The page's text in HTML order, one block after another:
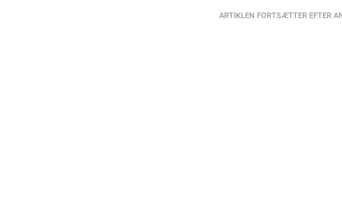
ARTIKLEN FORTSÆTTER EFTER